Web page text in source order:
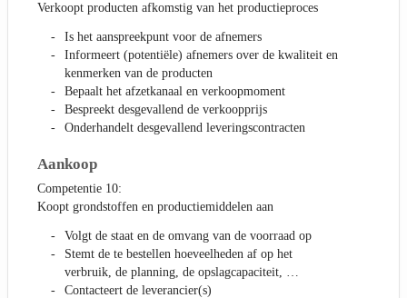
Verkoopt producten afkomstig van het productieproces
Is het aanspreekpunt voor de afnemers
Informeert (potentiële) afnemers over de kwaliteit en
kenmerken van de producten
Bepaalt het afzetkanaal en verkoopmoment
Bespreekt desgevallend de verkoopprijs
Onderhandelt desgevallend leveringscontracten
Aankoop
Competentie 10:
Koopt grondstoffen en productiemiddelen aan
Volgt de staat en de omvang van de voorraad op
Stemt de te bestellen hoeveelheden af op het
verbruik, de planning, de opslagcapaciteit, …
Contacteert de leverancier(s)